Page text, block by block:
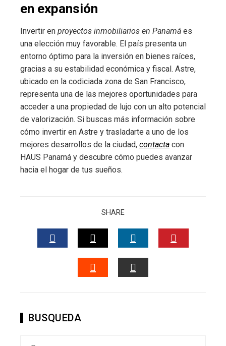
en expansión
Invertir en proyectos inmobiliarios en Panamá es
una elección muy favorable. El país presenta un
entorno óptimo para la inversión en bienes raíces,
gracias a su estabilidad económica y fiscal. Astre,
ubicado en la codiciada zona de San Francisco,
representa una de las mejores oportunidades para
acceder a una propiedad de lujo con un alto potencial
de valorización. Si buscas más información sobre
cómo invertir en Astre y trasladarte a uno de los
mejores desarrollos de la ciudad, contacta con
HAUS Panamá y descubre cómo puedes avanzar
hacia el hogar de tus sueños.
SHARE
FACEBOOKTWITTERLINKEDIN
BUSQUEDA